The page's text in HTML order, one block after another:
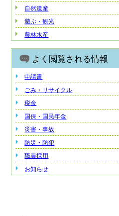
自然遺産
遊ぶ・観光
農林水産
よく閲覧される情報
申請書
ごみ・リサイクル
税金
国保・国民年金
災害・事故
防災・防犯
職員採用
お知らせ